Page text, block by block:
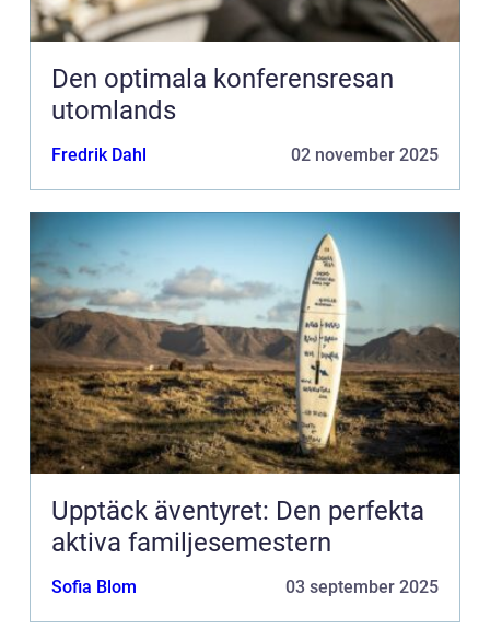
Den optimala konferensresan
utomlands
Fredrik Dahl 02 november 2025
Upptäck äventyret: Den perfekta
aktiva familjesemestern
Sofia Blom 03 september 2025